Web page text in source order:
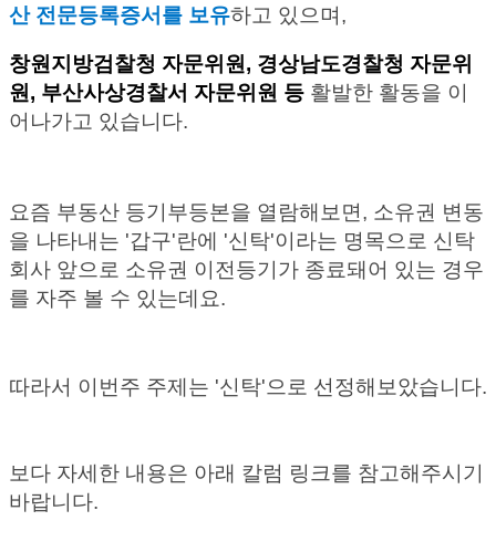
산 전문등록증서를 보유하고 있으며,
창원지방검찰청 자문위원, 경상남도경찰청 자문위
원, 부산사상경찰서 자문위원 등 활발한 활동을 이
어나가고 있습니다.
요즘 부동산 등기부등본을 열람해보면, 소유권 변동
을 나타내는 '갑구'란에 '신탁'이라는 명목으로 신탁
회사 앞으로 소유권 이전등기가 종료돼어 있는 경우
를 자주 볼 수 있는데요.
따라서 이번주 주제는 '신탁'으로 선정해보았습니다.
보다 자세한 내용은 아래 칼럼 링크를 참고해주시기
바랍니다.